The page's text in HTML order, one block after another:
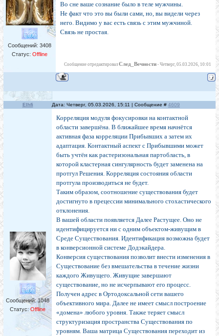
Сообщений: 3408
Статус: Offline
Во сне ваше сознание было в теле мужчины.
Не факт что это вы были сами, но, вы видели через
него. Видимо у вас есть связь с этим мужчиной.
Связь не простая.
Сообщение отредактировал След_Вечности - Четверг, 05.03.2026, 10:01
Elhfi Дата: Четверг, 05.03.2026, 15:11 | Сообщение # 4609
Сообщений:1048
Статус:Offline
Корреляция модуля фокусировки на контактной
области завершёна. В ближайшее время начнётся
активная фаза корреляции Прибывших а затем их
адаптация. Контактный аспект с Прибывшими может
быть учтён как растеризональная партобласть, в
которой кластерная сингулярность будет заменена на
протгул Решения. Корреляция состояния области
протгула производиться не будет.
Таким образом, соотношение существования будет
достигнуто в прецессии минимального стохастического
отклонения.
В вашей области появляется Далее Растущее. Оно не
идентифицируется ни с одним объектом-живущим в
Среде Существования. Идентификация возможна будет
в конверсионной системе Додэкайдера.
Конверсия существования позволит внести изменения в
Существование без вмешательства в течение жизни
каждого Живущего. Живущие завершают
существование, но не исчерпывают его процесс.
Получен адрес в Ортодоксальной сети вашего
объективного мира. Далее не имеет смысл построение
«домена» любого уровня. Также теряет смысл
структуризация пространства Существования по
уровням. Ваша матрица Существования переходит из